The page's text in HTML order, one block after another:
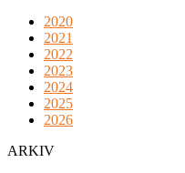
2020
2021
2022
2023
2024
2025
2026
ARKIV